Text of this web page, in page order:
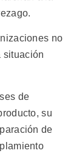
no
situación
de
su
de